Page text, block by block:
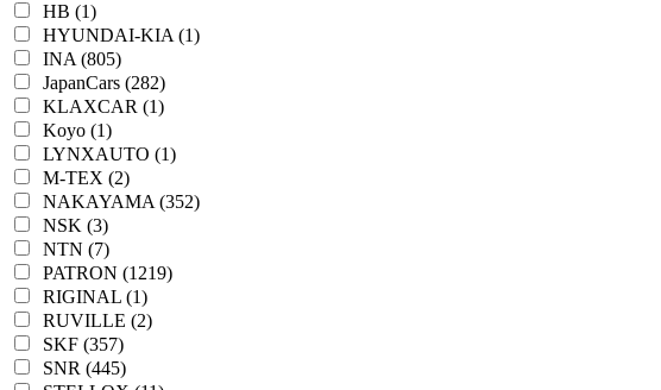
HB (1)
HYUNDAI-KIA (1)
INA (805)
JapanCars (282)
KLAXCAR (1)
Koyo (1)
LYNXAUTO (1)
M-TEX (2)
NAKAYAMA (352)
NSK (3)
NTN (7)
PATRON (1219)
RIGINAL (1)
RUVILLE (2)
SKF (357)
SNR (445)